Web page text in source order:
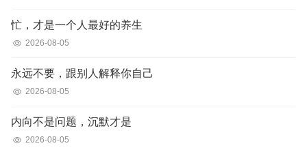
忙，才是一个人最好的养生
2026-08-05
永远不要，跟别人解释你自己
2026-08-05
内向不是问题，沉默才是
2026-08-05